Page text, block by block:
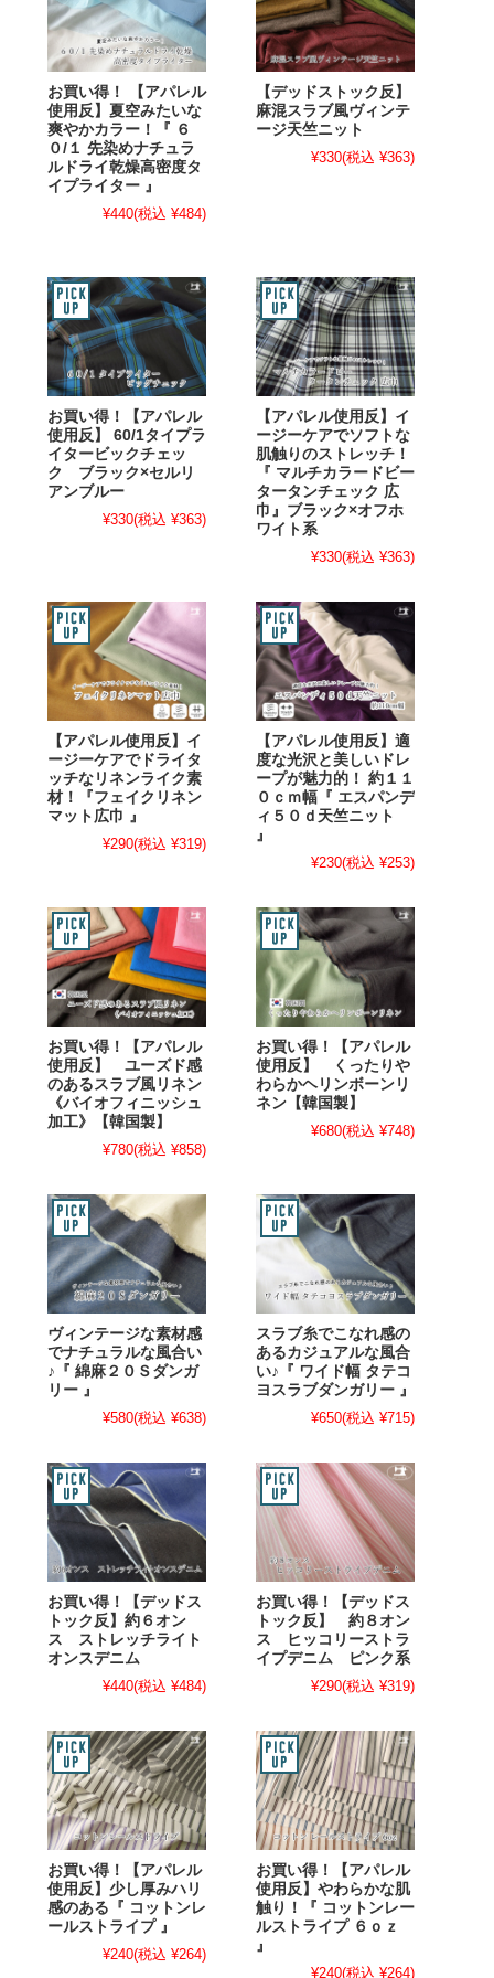
お買い得！ 【アパレル
使用反】夏空みたいな
爽やかカラー！『 ６
０/１ 先染めナチュラ
ルドライ乾燥高密度タ
イプライター 』
¥440(税込 ¥484)
【デッドストック反】
麻混スラブ風ヴィンテ
ージ天竺ニット
¥330(税込 ¥363)
お買い得！【アパレル
使用反】 60/1タイプラ
イタービックチェッ
ク ブラック×セルリ
アンブルー
¥330(税込 ¥363)
【アパレル使用反】イ
ージーケアでソフトな
肌触りのストレッチ！
『 マルチカラードビー
タータンチェック 広
巾』ブラック×オフホ
ワイト系
¥330(税込 ¥363)
【アパレル使用反】イ
ージーケアでドライタ
ッチなリネンライク素
材！『フェイクリネン
マット広巾 』
¥290(税込 ¥319)
【アパレル使用反】適
度な光沢と美しいドレ
ープが魅力的！ 約１１
０ｃｍ幅『 エスパンデ
ィ５０ｄ天竺ニット
』
¥230(税込 ¥253)
お買い得！【アパレル
使用反】 ユーズド感
のあるスラブ風リネン
《バイオフィニッシュ
加工》【韓国製】
¥780(税込 ¥858)
お買い得！【アパレル
使用反】 くったりや
わらかヘリンボーンリ
ネン【韓国製】
¥680(税込 ¥748)
ヴィンテージな素材感
でナチュラルな風合い
♪『 綿麻２０Ｓダンガ
リー 』
¥580(税込 ¥638)
スラブ糸でこなれ感の
あるカジュアルな風合
い♪『 ワイド幅 タテコ
ヨスラブダンガリー 』
¥650(税込 ¥715)
お買い得！【デッドス
トック反】約６オン
ス ストレッチライト
オンスデニム
¥440(税込 ¥484)
お買い得！【デッドス
トック反】 約８オン
ス ヒッコリーストラ
イプデニム ピンク系
¥290(税込 ¥319)
お買い得！【アパレル
使用反】少し厚みハリ
感のある『 コットンレ
ールストライプ 』
¥240(税込 ¥264)
お買い得！【アパレル
使用反】やわらかな肌
触り！『 コットンレー
ルストライプ ６ｏｚ
』
¥240(税込 ¥264)